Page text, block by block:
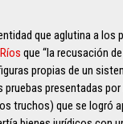
que aglutina a
que “la recusación
propias de un
pruebas presentadas
truchos) que se logró